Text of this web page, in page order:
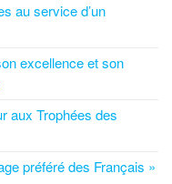
au service d’un
excellence et son
aux Trophées des
préféré des Français »